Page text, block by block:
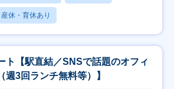
産休・育休あり
ト【駅直結／SNSで話題のオフィ
3回ランチ無料等）】